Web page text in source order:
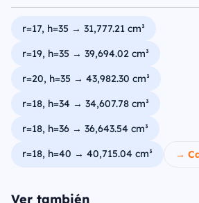
r=17, h=35 → 31,777.21 cm³
r=19, h=35 → 39,694.02 cm³
r=20, h=35 → 43,982.30 cm³
r=18, h=34 → 34,607.78 cm³
r=18, h=36 → 36,643.54 cm³
r=18, h=40 → 40,715.04 cm³
→
Ver también